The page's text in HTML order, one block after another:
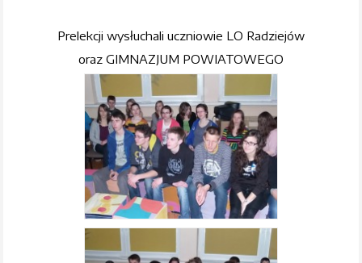
Prelekcji wysłuchali uczniowie LO Radziejów
oraz GIMNAZJUM POWIATOWEGO